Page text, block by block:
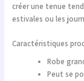
créer une tenue
estivales ou les
Caractéristiques
Robe
Peut se